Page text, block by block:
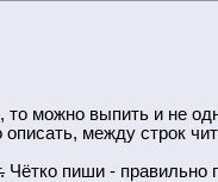
то можно выпить и не
между строк
Чётко пиши - правильно